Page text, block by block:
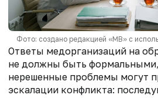
Фото: создано редакцией «МВ» с
Ответы медорганизаций на
не должны быть
нерешенные проблемы могут
эскалации конфликта: